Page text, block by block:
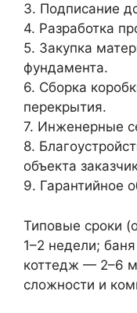
3. Подписание
4. Разработка
5. Закупка
фундамента.
6. Сборка
перекрытия.
7. Инженерные
8.
объекта
9. Гарантийное
Типовые сроки
1–2 недели;
коттедж — 2–6
сложности и